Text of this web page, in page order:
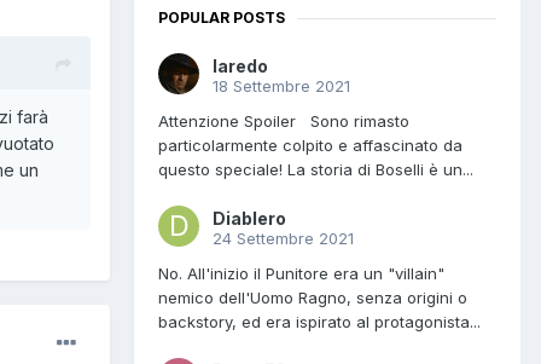
farà
un
POPULAR POSTS
laredo
18 Settembre 2021
Attenzione Spoiler Sono rimasto
particolarmente colpito e affascinato da
questo speciale! La storia di Boselli è un...
Diablero
24 Settembre 2021
No. All'inizio il Punitore era un "villain"
nemico dell'Uomo Ragno, senza origini o
backstory, ed era ispirato al protagonista...